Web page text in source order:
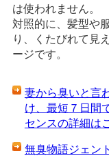
は使われません。
対照的に、髪型や
り、くたびれて見
ージです。
妻から臭いと言
け、最短７日間
センスの詳細は
無臭物語ジェン